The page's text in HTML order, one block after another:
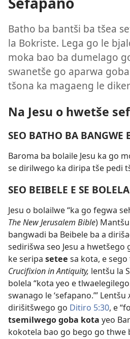
Batho ba bantši ba tšea
la Bokriste. Lega go le
moka bao ba dumelago
swanetše go aparwa
tšona ka magaeng le
Na Jesu o hwetše
SEO BATHO BA BANGWE
Baroma ba bolaile Jesu ka go
se dirilwego ka diripa tše pedi
SEO BEIBELE E SE
Jesu o bolailwe “ka go fegwa
The New Jerusalem Bible)
bangwadi ba Beibele ba a
sedirišwa seo Jesu a
ke seripa setee sa kota, e sego
Crucifixion in Antiquity, lentšu la
bolela “kota yeo e
swanago le ‘sefapano.’” Lentšu
dirišitšwego go Ditiro 5:30, e
tsemilwego goba kota yeo
kokotela bao go bego go thwe